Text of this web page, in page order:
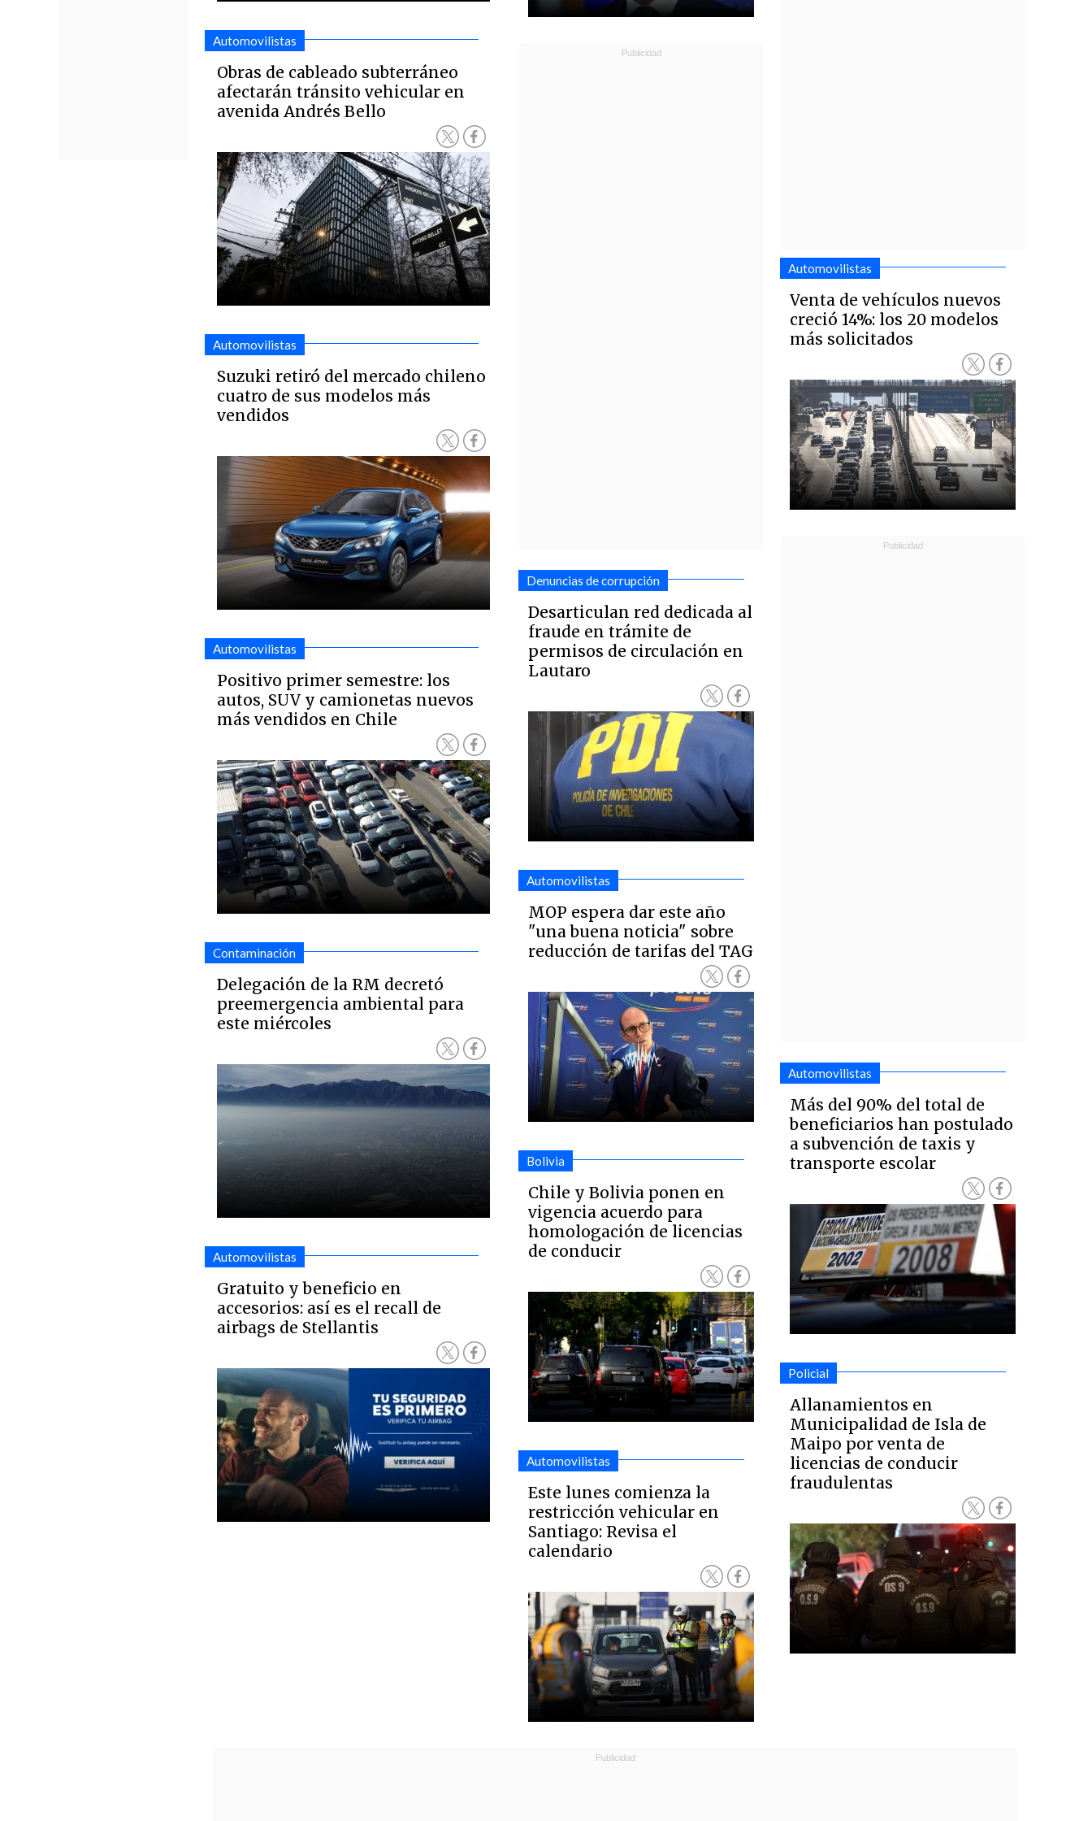
Automovilistas
Obras de cableado subterráneo
afectarán tránsito vehicular en
avenida Andrés Bello
Automovilistas
Suzuki retiró del mercado chileno
cuatro de sus modelos más
vendidos
Automovilistas
Positivo primer semestre: los
autos, SUV y camionetas nuevos
más vendidos en Chile
Contaminación
Delegación de la RM decretó
preemergencia ambiental para
este miércoles
Automovilistas
Gratuito y beneficio en
accesorios: así es el recall de
airbags de Stellantis
Denuncias de corrupción
Desarticulan red dedicada al
fraude en trámite de
permisos de circulación en
Lautaro
Automovilistas
MOP espera dar este año
"una buena noticia" sobre
reducción de tarifas del TAG
Bolivia
Chile y Bolivia ponen en
vigencia acuerdo para
homologación de licencias
de conducir
Automovilistas
Este lunes comienza la
restricción vehicular en
Santiago: Revisa el
calendario
Automovilistas
Venta de vehículos nuevos
creció 14%: los 20 modelos
más solicitados
Automovilistas
Más del 90% del total de
beneficiarios han postulado
a subvención de taxis y
transporte escolar
Policial
Allanamientos en
Municipalidad de Isla de
Maipo por venta de
licencias de conducir
fraudulentas